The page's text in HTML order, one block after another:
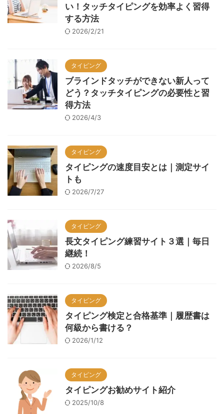
い！タッチタイピングを効率よく習得
する方法
2026/2/21
タイピング
ブラインドタッチができない新人って
どう？タッチタイピングの必要性と習
得方法
2026/4/3
タイピング
タイピングの速度目安とは｜測定サイ
トも
2026/7/27
タイピング
長文タイピング練習サイト３選｜毎日
継続！
2026/8/5
タイピング
タイピング検定と合格基準｜履歴書は
何級から書ける？
2026/1/12
タイピング
タイピングお勧めサイト紹介
2025/10/8